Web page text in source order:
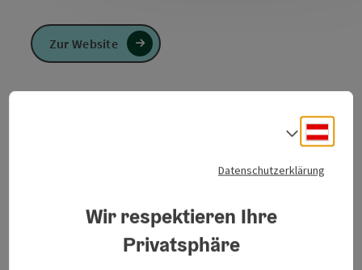
begehbar und beinhaltet einen kleinen
Terrassenplatz im großen, zum Haus gehörenden
Zur Website
Datenschutzerklärung
Wir respektieren Ihre
Privatsphäre